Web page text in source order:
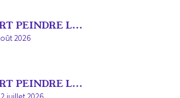
PEINDRE L...
2026
PEINDRE L...